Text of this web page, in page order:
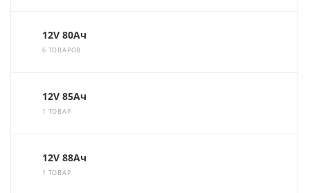
12V 80Ач
6 ТОВАРОВ
12V 85Ач
1 ТОВАР
12V 88Ач
1 ТОВАР